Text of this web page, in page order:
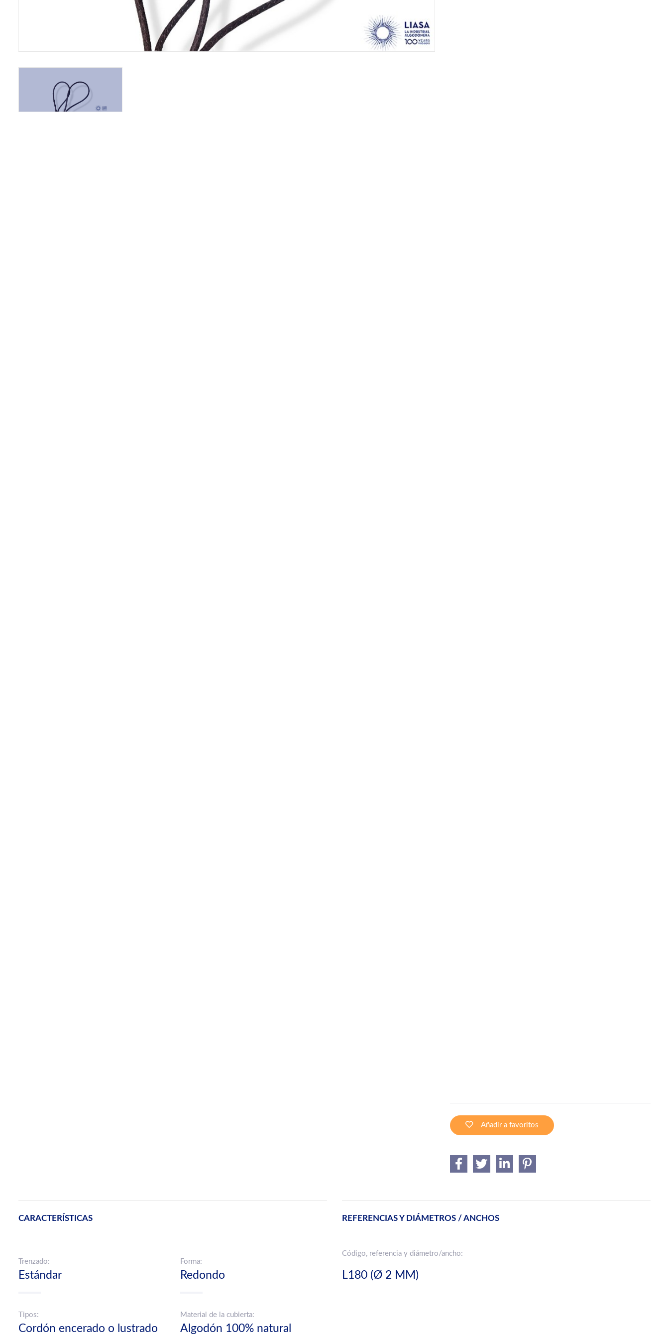
Añadir a favoritos
CARACTERÍSTICAS
Trenzado:
Estándar
Forma:
Redondo
Tipos:
Cordón encerado o lustrado
Material de la cubierta:
Algodón 100% natural
REFERENCIAS Y DIÁMETROS / ANCHOS
Código, referencia y diámetro/ancho:
L180 (Ø 2 MM)